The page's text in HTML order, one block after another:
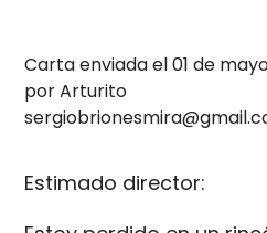
Carta enviada el 01 de
por Arturito
Estimado director: